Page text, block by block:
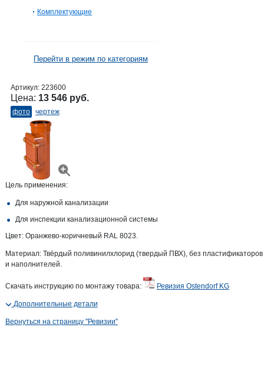
Комплектующие
Перейти в режим по категориям
Артикул: 223600
Цена: 13 546 руб.
фото чертеж
Цель применения:
Для наружной канализации
Для инспекции канализационной системы
Цвет: Оранжево-коричневый RAL 8023.
Материал: Твёрдый поливинилхлорид (твердый ПВХ), без пластификаторов
и наполнителей.
Скачать инструкцию по монтажу товара: Ревизия Ostendorf KG
Дополнительные детали
Вернуться на страницу "Ревизии"